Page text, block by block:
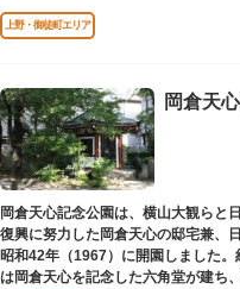
す。
上野・御徒町エリア
岡倉天
岡倉天心記念公園は、横山大観らと
復興に努力した岡倉天心の邸宅兼、
昭和42年（1967）に開園しました
は岡倉天心を記念した六角堂が建ち